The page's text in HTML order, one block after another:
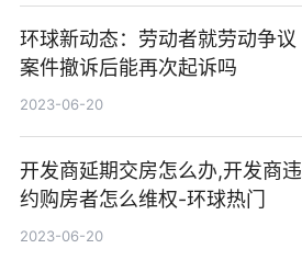
环球新动态：劳动者就劳动争议
案件撤诉后能再次起诉吗
2023-06-20
开发商延期交房怎么办,开发商违
约购房者怎么维权-环球热门
2023-06-20